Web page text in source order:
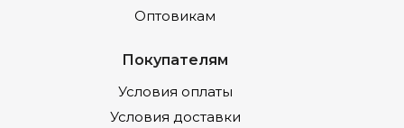
Оптовикам
Покупателям
Условия оплаты
Условия доставки